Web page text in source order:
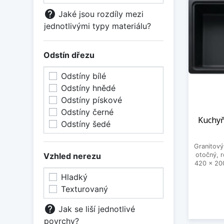
help Jaké jsou rozdíly mezi
jednotlivými typy materiálu?
Odstín dřezu
Odstíny bílé
Odstíny hnědé
Odstíny pískové
Odstíny černé
Odstíny šedé
Vzhled nerezu
Hladký
Texturovaný
help Jak se liší jednotlivé
povrchy?
otočný,
420 x